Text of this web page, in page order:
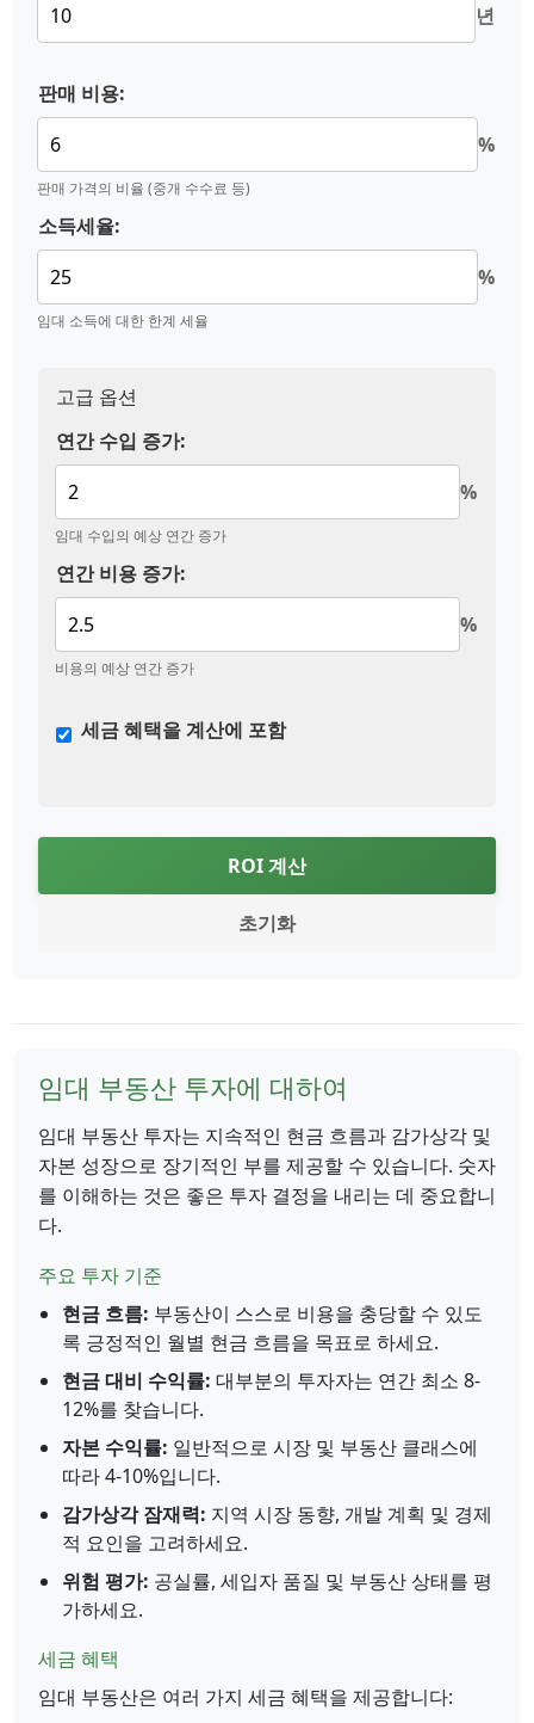
년
판매 비용:
%
판매 가격의 비율 (중개 수수료 등)
소득세율:
%
임대 소득에 대한 한계 세율
고급 옵션
연간 수입 증가:
%
임대 수입의 예상 연간 증가
연간 비용 증가:
%
비용의 예상 연간 증가
세금 혜택을 계산에 포함
ROI 계산
초기화
임대 부동산 투자에 대하여
임대 부동산 투자는 지속적인 현금 흐름과 감가상각 및
자본 성장으로 장기적인 부를 제공할 수 있습니다. 숫자
를 이해하는 것은 좋은 투자 결정을 내리는 데 중요합니
다.
주요 투자 기준
현금 흐름: 부동산이 스스로 비용을 충당할 수 있도
록 긍정적인 월별 현금 흐름을 목표로 하세요.
현금 대비 수익률: 대부분의 투자자는 연간 최소 8-
12%를 찾습니다.
자본 수익률: 일반적으로 시장 및 부동산 클래스에
따라 4-10%입니다.
감가상각 잠재력: 지역 시장 동향, 개발 계획 및 경제
적 요인을 고려하세요.
위험 평가: 공실률, 세입자 품질 및 부동산 상태를 평
가하세요.
세금 혜택
임대 부동산은 여러 가지 세금 혜택을 제공합니다: